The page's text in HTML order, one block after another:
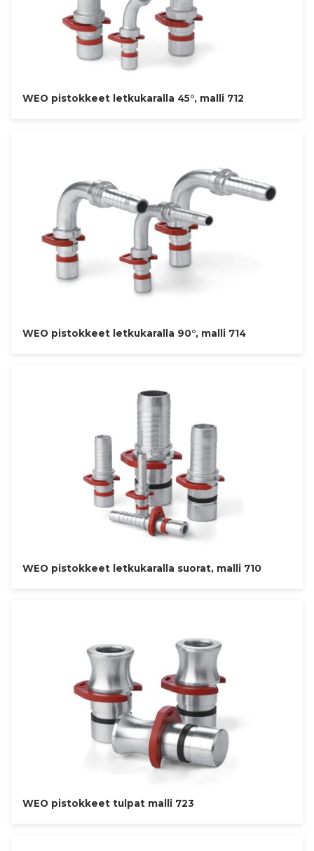
WEO pistokkeet letkukaralla 45°, malli 712
WEO pistokkeet letkukaralla 90°, malli 714
WEO pistokkeet letkukaralla suorat, malli 710
WEO pistokkeet tulpat malli 723